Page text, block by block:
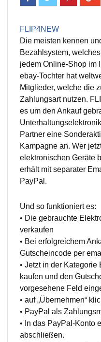
FLIP4NEW
Die meisten kennen
Bezahlsystem,
jedem Online-Shop im
ebay-Tochter hat
Mitglieder, welche die
Zahlungsart nutzen.
es um den Ankauf
Partner eine
Kampagne an. Wer
elektronischen Geräte
erhält mit separater
PayPal.
Und so funktioniert es:
• Die gebrauchte
verkaufen
• Bei erfolgreichem
Gutscheincode per
• Jetzt in der
kaufen und den
vorgesehene Feld
• auf „Übernehmen“
• PayPal als
• In das PayPal-Konto
abschließen.